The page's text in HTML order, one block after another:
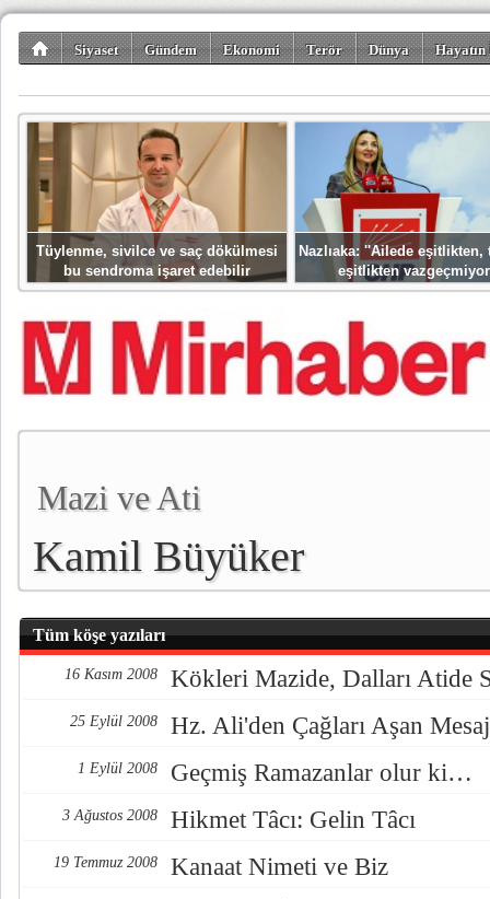
Siyaset Gündem Ekonomi Terör Dünya
Tüylenme, sivilce ve saç dökülmesi
bu sendroma işaret edebilir
Nazlıaka: ''Ailede eşitlikten,
eşitlikten
Mazi ve Ati
Kamil Büyüker
Tüm köşe yazıları
16 Kasım 2008 Kökleri Mazide, Dalları Atide
25 Eylül 2008 Hz. Ali'den Çağları Aşan
1 Eylül 2008 Geçmiş Ramazanlar olur ki…
3 Ağustos 2008 Hikmet Tâcı: Gelin Tâcı
19 Temmuz 2008 Kanaat Nimeti ve Biz